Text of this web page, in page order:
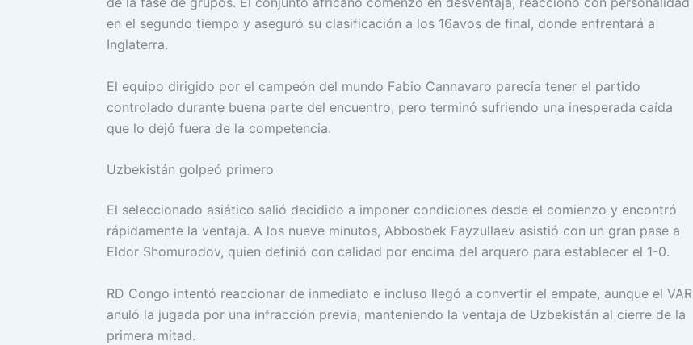
en el segundo tiempo y aseguró su clasificación a los 16avos de final, donde enfrentará a
Inglaterra.
El equipo dirigido por el campeón del mundo Fabio Cannavaro parecía tener el partido
controlado durante buena parte del encuentro, pero terminó sufriendo una inesperada caída
que lo dejó fuera de la competencia.
Uzbekistán golpeó primero
El seleccionado asiático salió decidido a imponer condiciones desde el comienzo y encontró
rápidamente la ventaja. A los nueve minutos, Abbosbek Fayzullaev asistió con un gran pase a
Eldor Shomurodov, quien definió con calidad por encima del arquero para establecer el 1-0.
RD Congo intentó reaccionar de inmediato e incluso llegó a convertir el empate, aunque el VAR
anuló la jugada por una infracción previa, manteniendo la ventaja de Uzbekistán al cierre de la
primera mitad.